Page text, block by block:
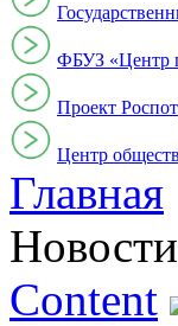
ФБУЗ «Центр
Проект
Центр
Главная
Новости
Content